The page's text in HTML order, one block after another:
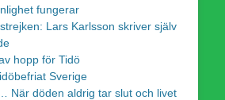
fungerar
Lars Karlsson skriver själv
hopp för Tidö
Sverige
När döden aldrig tar slut och livet